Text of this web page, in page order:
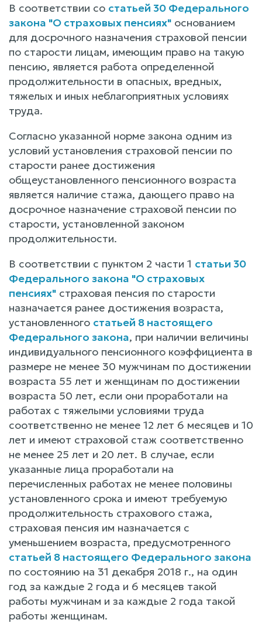
В соответствии со статьей 30 Федерального
закона "О страховых пенсиях" основанием
для досрочного назначения страховой пенсии
по старости лицам, имеющим право на такую
пенсию, является работа определенной
продолжительности в опасных, вредных,
тяжелых и иных неблагоприятных условиях
труда.
Согласно указанной норме закона одним из
условий установления страховой пенсии по
старости ранее достижения
общеустановленного пенсионного возраста
является наличие стажа, дающего право на
досрочное назначение страховой пенсии по
старости, установленной законом
продолжительности.
В соответствии с пунктом 2 части 1 статьи 30
Федерального закона "О страховых
пенсиях" страховая пенсия по старости
назначается ранее достижения возраста,
установленного статьей 8 настоящего
Федерального закона, при наличии величины
индивидуального пенсионного коэффициента в
размере не менее 30 мужчинам по достижении
возраста 55 лет и женщинам по достижении
возраста 50 лет, если они проработали на
работах с тяжелыми условиями труда
соответственно не менее 12 лет 6 месяцев и 10
лет и имеют страховой стаж соответственно
не менее 25 лет и 20 лет. В случае, если
указанные лица проработали на
перечисленных работах не менее половины
установленного срока и имеют требуемую
продолжительность страхового стажа,
страховая пенсия им назначается с
уменьшением возраста, предусмотренного
статьей 8 настоящего Федерального закона
по состоянию на 31 декабря 2018 г., на один
год за каждые 2 года и 6 месяцев такой
работы мужчинам и за каждые 2 года такой
работы женщинам.